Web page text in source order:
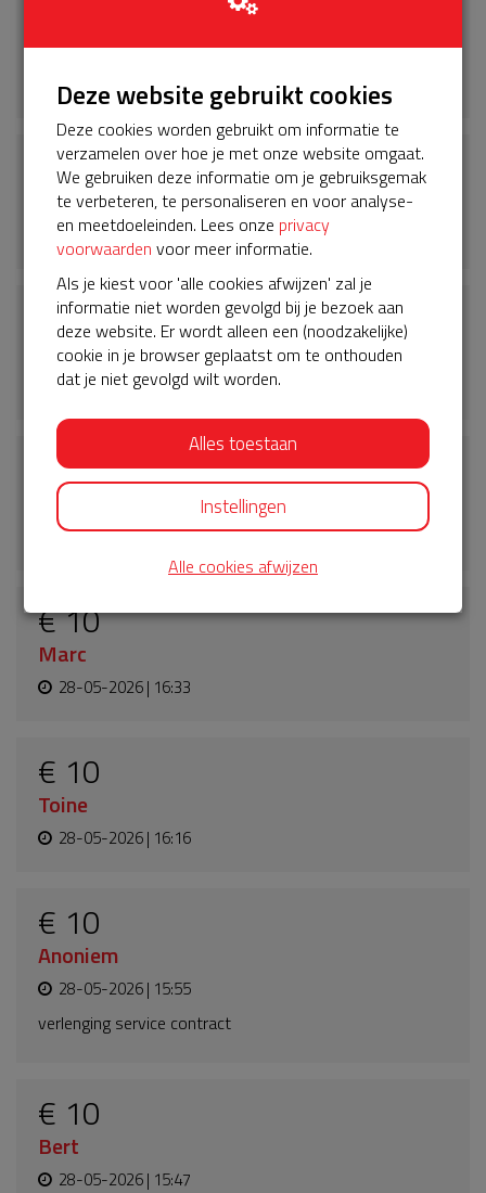
Ilse
29-05-2026 | 08:32
€ 20
Piet hoetmer
28-05-2026 | 19:44
€ 25
Gert en Odilia
28-05-2026 | 19:04
€ 10
Anoniem
28-05-2026 | 18:30
€ 10
Marc
28-05-2026 | 16:33
€ 10
Toine
28-05-2026 | 16:16
€ 10
Anoniem
28-05-2026 | 15:55
verlenging service contract
€ 10
Bert
28-05-2026 | 15:47
Deze website gebruikt cookies
Deze cookies worden gebruikt om informatie te
verzamelen over hoe je met onze website omgaat.
We gebruiken deze informatie om je gebruiksgemak
te verbeteren, te personaliseren en voor analyse-
en meetdoeleinden. Lees onze privacy
voorwaarden voor meer informatie.
Als je kiest voor 'alle cookies afwijzen' zal je
informatie niet worden gevolgd bij je bezoek aan
deze website. Er wordt alleen een (noodzakelijke)
cookie in je browser geplaatst om te onthouden
dat je niet gevolgd wilt worden.
Alles toestaan
Instellingen
Alle cookies afwijzen